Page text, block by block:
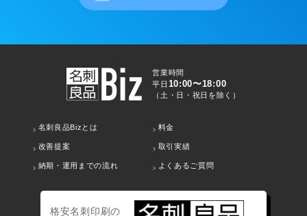
営業時間
平日 10:00〜18:00
（土・日・祝日を除く）
名刺良品Bizとは 料金
改善提案 取引実績
納期・運用までの流れ よくあるご質問
格安名刺印刷の